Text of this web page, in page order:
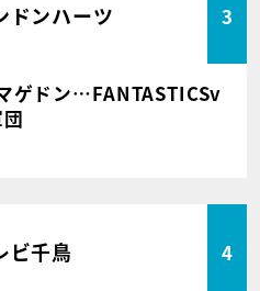
ドンハーツ 3
ゲドン…FANTASTICSv
ビ千鳥 4